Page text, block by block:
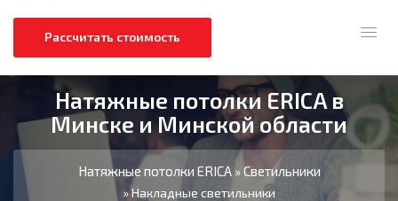
Рассчитать стоимость
Натяжные потолки ERICA в
Минске и Минской области
Натяжные потолки ERICA»Светильники
» Накладные светильники